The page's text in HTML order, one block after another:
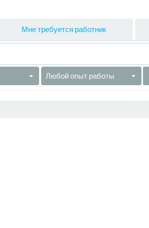
Мне требуется работник
Любой опыт работы